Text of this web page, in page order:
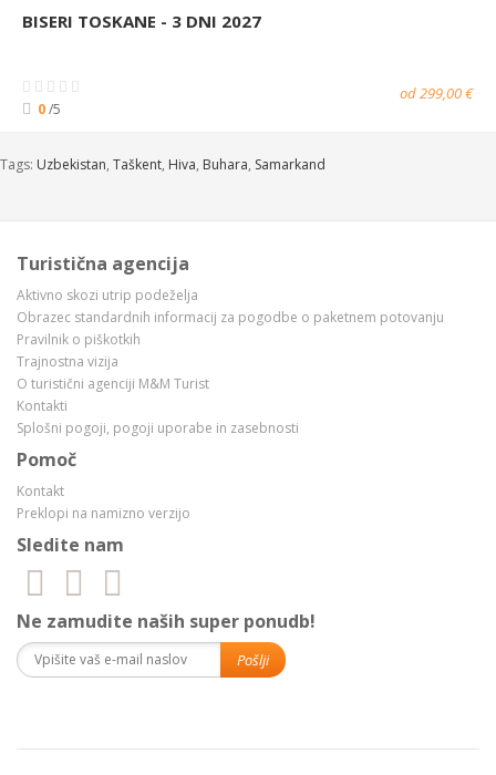
BISERI TOSKANE - 3 DNI 2027
0/5
od 299,00 €
Tags: Uzbekistan, Taškent, Hiva, Buhara, Samarkand
Turistična agencija
Aktivno skozi utrip podeželja
Obrazec standardnih informacij za pogodbe o paketnem potovanju
Pravilnik o piškotkih
Trajnostna vizija
O turistični agenciji M&M Turist
Kontakti
Splošni pogoji, pogoji uporabe in zasebnosti
Pomoč
Kontakt
Preklopi na namizno verzijo
Sledite nam
Ne zamudite naših super ponudb!